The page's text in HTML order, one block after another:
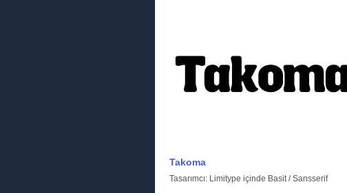
Takoma
Tasarımcı: Limitype içinde Basit/Sansserif